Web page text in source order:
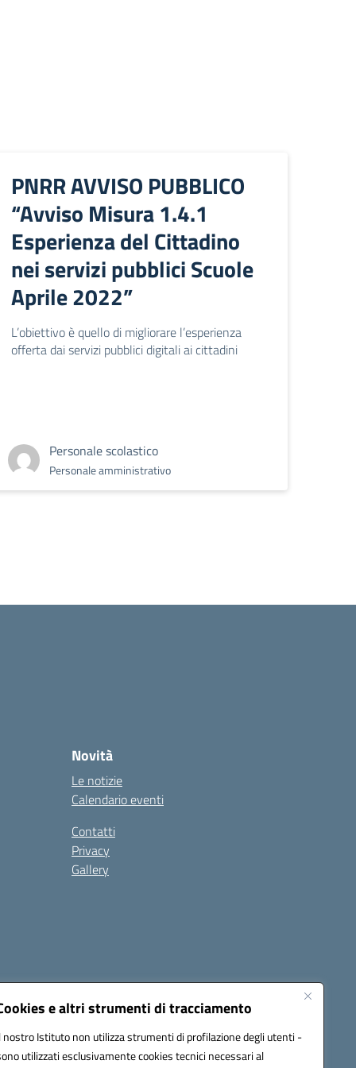
e altri strumenti di tracciamento
nostro Istituto non utilizza strumenti di profilazione degli utenti -
utilizzati esclusivamente cookies tecnici necessari al
PNRR AVVISO PUBBLICO
“Avviso Misura 1.4.1
Esperienza del Cittadino
nei servizi pubblici Scuole
Aprile 2022”
L’obiettivo è quello di migliorare l’esperienza
offerta dai servizi pubblici digitali ai cittadini
Personale scolastico
Personale amministrativo
Novità
Le notizie
Calendario eventi
Contatti
Privacy
Gallery